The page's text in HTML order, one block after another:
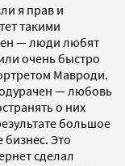
я прав и
такими
— люди любят
очень быстро
Мавроди.
— любовь
о них
большое
бизнес. Это
сделал